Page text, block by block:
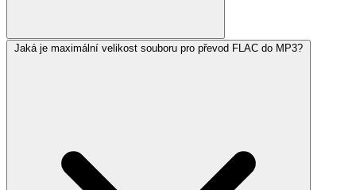
Jaká je maximální velikost souboru pro převod FLAC do MP3?